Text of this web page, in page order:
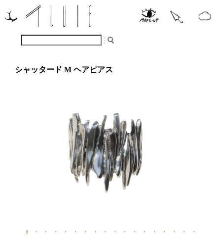
シャッタード M ヘアピアス